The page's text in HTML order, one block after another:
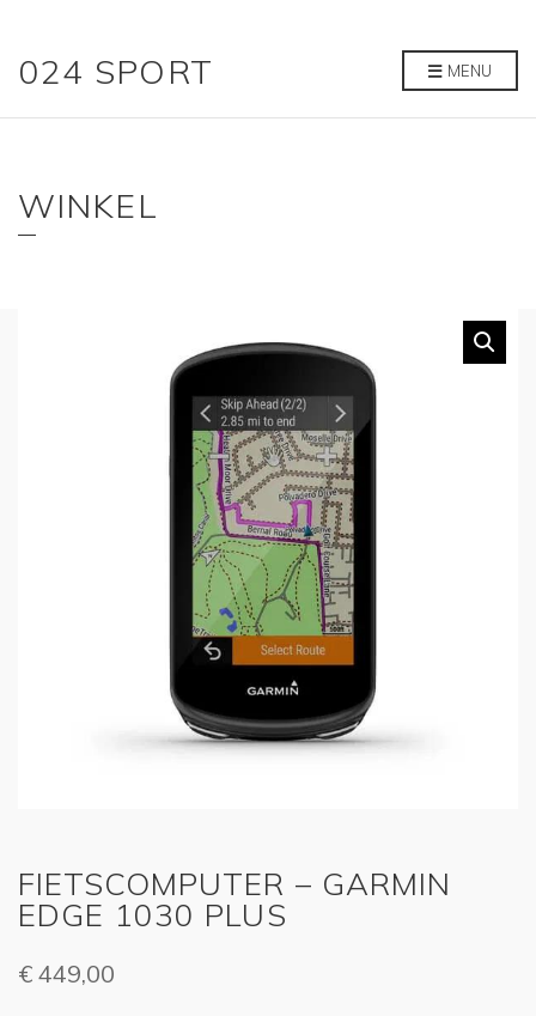
024 SPORT MENU
WINKEL
FIETSCOMPUTER – GARMIN
EDGE 1030 PLUS
€ 449,00